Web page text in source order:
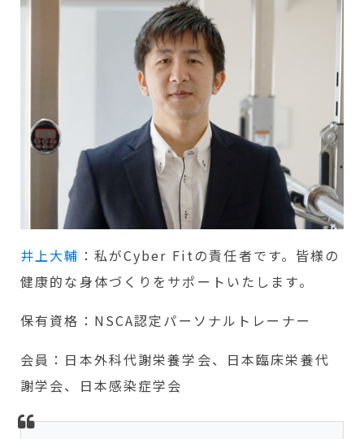
井上大輔 ：私がCyber Fitの責任者です。皆様の
健康的な身体づくりをサポートいたします。
保有資格：NSCA認定パーソナルトレーナー
会員：日本外科代謝栄養学会、日本臨床栄養代
謝学会、日本感染症学会